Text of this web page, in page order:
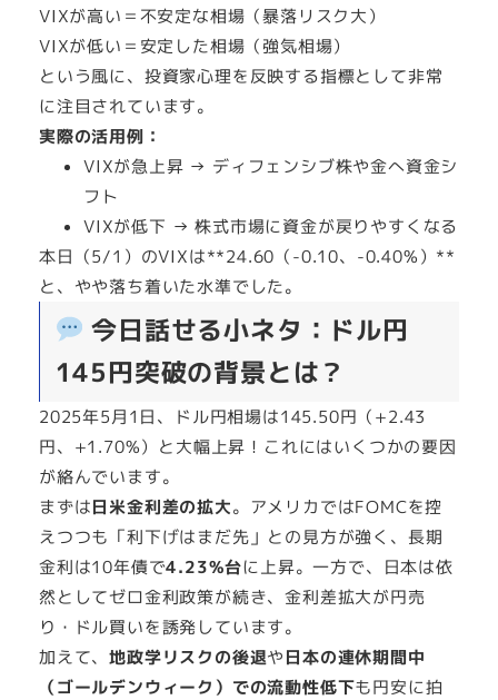
VIXが高い＝不安定な相場（暴落リスク大）
VIXが低い＝安定した相場（強気相場）
という風に、投資家心理を反映する指標として非常
に注目されています。
実際の活用例：
VIXが急上昇 → ディフェンシブ株や金へ資金シ
フト
VIXが低下 → 株式市場に資金が戻りやすくなる
本日（5/1）のVIXは**24.60（-0.10、-0.40%）**
と、やや落ち着いた水準でした。
今日話せる小ネタ：ドル円
145円突破の背景とは？
2025年5月1日、ドル円相場は145.50円（+2.43
円、+1.70%）と大幅上昇！これにはいくつかの要因
が絡んでいます。
まずは日米金利差の拡大。アメリカではFOMCを控
えつつも「利下げはまだ先」との見方が強く、長期
金利は10年債で4.23%台に上昇。一方で、日本は依
然としてゼロ金利政策が続き、金利差拡大が円売
り・ドル買いを誘発しています。
加えて、地政学リスクの後退や日本の連休期間中
（ゴールデンウィーク）での流動性低下も円安に拍